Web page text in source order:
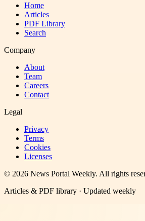
Home
Articles
PDF Library
Search
Company
About
Team
Careers
Contact
Legal
Privacy
Terms
Cookies
Licenses
© 2026 News Portal Weekly. All rights
Articles & PDF library · Updated weekly